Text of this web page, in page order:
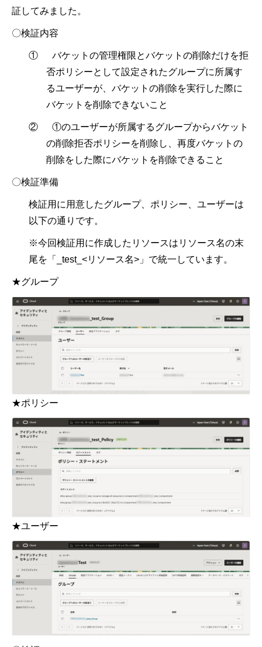
証してみました。
〇検証内容
① バケットの管理権限とバケットの削除だけを拒
否ポリシーとして設定されたグループに所属す
るユーザーが、バケットの削除を実行した際に
バケットを削除できないこと
② ①のユーザーが所属するグループからバケット
の削除拒否ポリシーを削除し、再度バケットの
削除をした際にバケットを削除できること
〇検証準備
検証用に用意したグループ、ポリシー、ユーザーは
以下の通りです。
※今回検証用に作成したリソースはリソース名の末
尾を「_test_<リソース名>」で統一しています。
★グループ
★ポリシー
★ユーザー